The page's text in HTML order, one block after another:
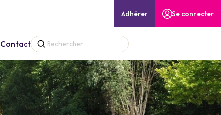
Contact
Adhérer Se connecter